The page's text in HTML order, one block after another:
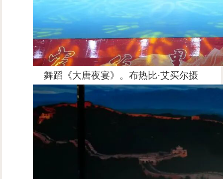
舞蹈《大唐夜宴》。布热比·艾买尔摄